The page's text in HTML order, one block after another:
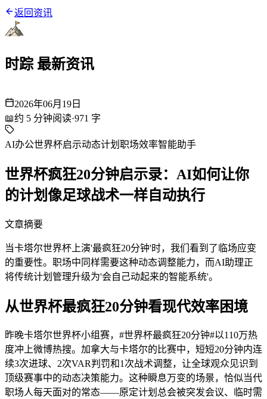
返回资讯
时踪 最新资讯
2026年06月19日
📖约 5 分钟阅读·971 字
AI办公世界杯启示动态计划 职场效率智能助手
世界杯疯狂20分钟启示录：AI如何让你
的计划像足球战术一样自动执行
文章摘要
当卡塔尔世界杯上演'最疯狂20分钟'时，我们看到了临场应变
的重要性。职场中同样需要这种动态调整能力，而AI助理正
将传统计划管理升级为'会自己动起来的智能系统'。
从世界杯最疯狂20分钟看现代效率困境
昨晚卡塔尔世界杯小组赛，#世界杯最疯狂20分钟#以110万热
度冲上微博热搜。加拿大与卡塔尔的比赛中，短短20分钟内连
续3次进球、2次VAR判罚和1次战术调整，让全球观众见识到
顶级赛事中的动态决策能力。这种瞬息万变的场景，恰似当代
职场人每天面对的常态——原定计划总会被突发会议、临时需